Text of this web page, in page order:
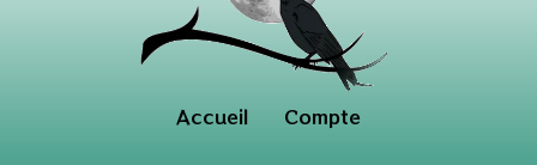
Accueil Compte